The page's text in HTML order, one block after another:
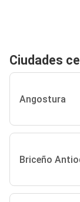
Ciudades
Angostura
Briceño